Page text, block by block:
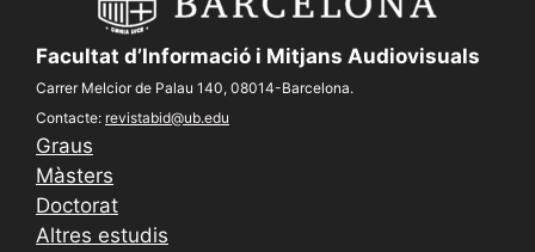
Facultat d’Informació i Mitjans Audiovisuals
Carrer Melcior de Palau 140, 08014-Barcelona.
Contacte: revistabid@ub.edu
Graus
Màsters
Doctorat
Altres estudis